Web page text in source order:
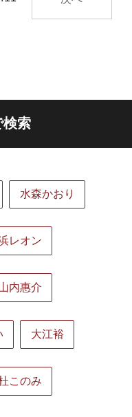
検索
水森かおり
レオン
内惠介
大江裕
このみ